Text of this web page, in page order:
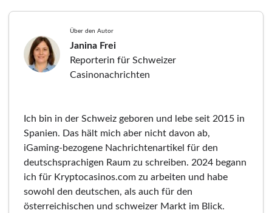
Über den Autor
Janina Frei
Reporterin für Schweizer
Casinonachrichten
Ich bin in der Schweiz geboren und lebe seit 2015 in
Spanien. Das hält mich aber nicht davon ab,
iGaming-bezogene Nachrichtenartikel für den
deutschsprachigen Raum zu schreiben. 2024 begann
ich für Kryptocasinos.com zu arbeiten und habe
sowohl den deutschen, als auch für den
österreichischen und schweizer Markt im Blick.